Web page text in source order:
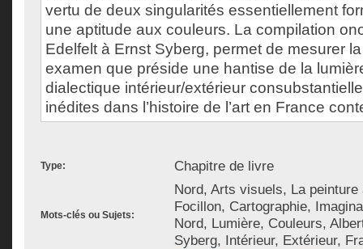
vertu de deux singularités essentiellement
une aptitude aux couleurs. La compilation
Edelfelt à Ernst Syberg, permet de mesurer
examen que préside une hantise de la
dialectique intérieur/extérieur
inédites dans l’histoire de l’art en France
Type: Chapitre de livre
Mots-clés ou Sujets:
Nord, Arts visuels, La
Focillon, Cartographie,
Nord, Lumière, Couleurs,
Syberg, Intérieur, Extérieur,